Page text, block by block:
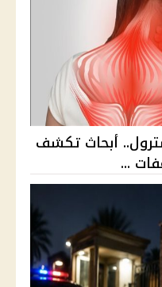
أبحاث تكشف
...